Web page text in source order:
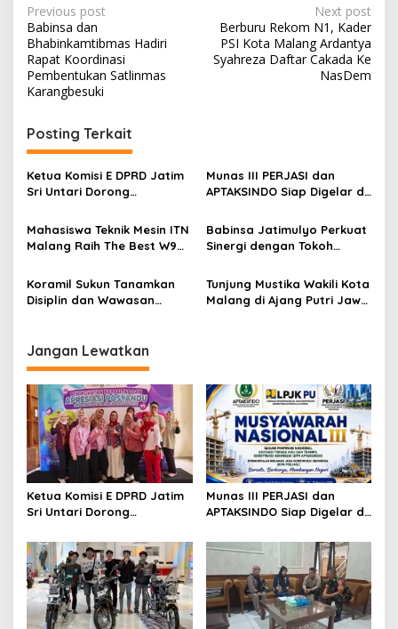
P
o
s
t
a
v
i
a
i
o
n
Previous post
Babinsa dan
Bhabinkamtibmas Hadiri
Rapat Koordinasi
Pembentukan Satlinmas
Karangbesuki
Next post
Berburu Rekom N1, Kader
PSI Kota Malang Ardantya
Syahreza Daftar Cakada Ke
NasDem
Posting Terkait
Ketua Komisi E DPRD Jatim
Sri Untari Dorong
Posyandu sebagai Garda
Terdepan Layanan
Kesehatan
Munas III PERJASI dan
APTAKSINDO Siap Digelar di
Semangat Perkuat Tata
Kelola Organisasi
Mahasiswa Teknik Mesin ITN
Malang Raih The Best W9
Vol 3, Buktikan Inovasi
Kampus di Panggung
Nasional
Babinsa Jatimulyo Perkuat
Sinergi dengan Tokoh
Kondusivitas Wilayah Lewat
Komsos
Koramil Sukun Tanamkan
Disiplin dan Wawasan
Tunjung Mustika Wakili Kota
Malang di Ajang Putri Jawa
Jangan Lewatkan
Ketua Komisi E DPRD Jatim
Sri Untari Dorong
Posyandu sebagai Garda
Terdepan Layanan
Kesehatan
Munas III PERJASI dan
APTAKSINDO Siap Digelar di
Semangat Perkuat Tata